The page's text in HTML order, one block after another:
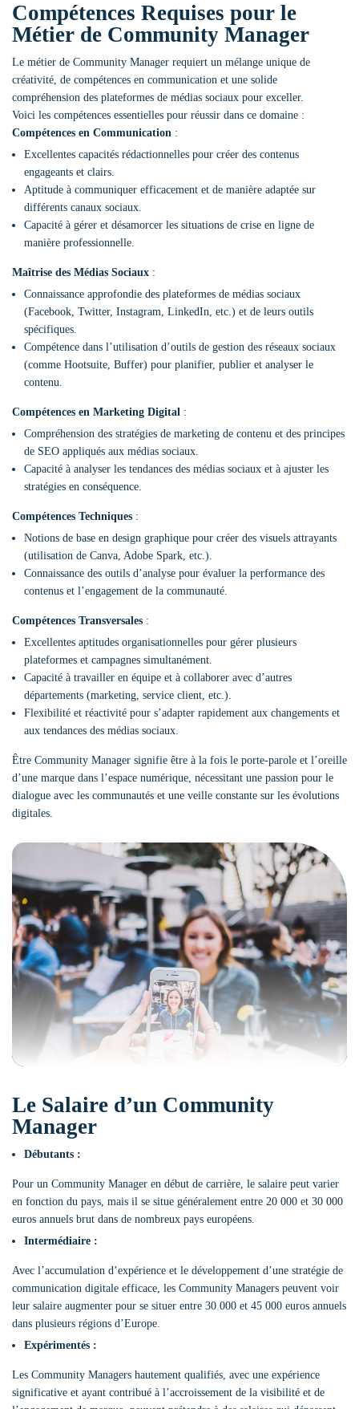
Compétences Requises pour le
Métier de Community Manager
Le métier de Community Manager requiert un mélange unique de
créativité, de compétences en communication et une solide
compréhension des plateformes de médias sociaux pour exceller.
Voici les compétences essentielles pour réussir dans ce domaine :
Compétences en Communication :
Excellentes capacités rédactionnelles pour créer des contenus
engageants et clairs.
Aptitude à communiquer efficacement et de manière adaptée sur
différents canaux sociaux.
Capacité à gérer et désamorcer les situations de crise en ligne de
manière professionnelle.
Maîtrise des Médias Sociaux :
Connaissance approfondie des plateformes de médias sociaux
(Facebook, Twitter, Instagram, LinkedIn, etc.) et de leurs outils
spécifiques.
Compétence dans l’utilisation d’outils de gestion des réseaux sociaux
(comme Hootsuite, Buffer) pour planifier, publier et analyser le
contenu.
Compétences en Marketing Digital :
Compréhension des stratégies de marketing de contenu et des principes
de SEO appliqués aux médias sociaux.
Capacité à analyser les tendances des médias sociaux et à ajuster les
stratégies en conséquence.
Compétences Techniques :
Notions de base en design graphique pour créer des visuels attrayants
(utilisation de Canva, Adobe Spark, etc.).
Connaissance des outils d’analyse pour évaluer la performance des
contenus et l’engagement de la communauté.
Compétences Transversales :
Excellentes aptitudes organisationnelles pour gérer plusieurs
plateformes et campagnes simultanément.
Capacité à travailler en équipe et à collaborer avec d’autres
départements (marketing, service client, etc.).
Flexibilité et réactivité pour s’adapter rapidement aux changements et
aux tendances des médias sociaux.
Être Community Manager signifie être à la fois le porte-parole et l’oreille
d’une marque dans l’espace numérique, nécessitant une passion pour le
dialogue avec les communautés et une veille constante sur les évolutions
digitales.
Le Salaire d’un Community
Manager
Débutants :
Pour un Community Manager en début de carrière, le salaire peut varier
en fonction du pays, mais il se situe généralement entre 20 000 et 30 000
euros annuels brut dans de nombreux pays européens.
Intermédiaire :
Avec l’accumulation d’expérience et le développement d’une stratégie de
communication digitale efficace, les Community Managers peuvent voir
leur salaire augmenter pour se situer entre 30 000 et 45 000 euros annuels
dans plusieurs régions d’Europe.
Expérimentés :
Les Community Managers hautement qualifiés, avec une expérience
significative et ayant contribué à l’accroissement de la visibilité et de